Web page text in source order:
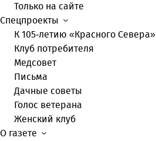
Только на сайте
Спецпроекты
К 105-летию «Красного Севера»
Клуб потребителя
Медсовет
Письма
Дачные советы
Голос ветерана
Женский клуб
О газете